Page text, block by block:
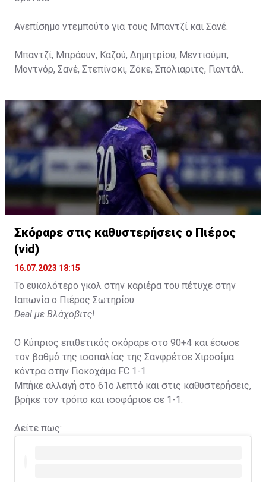
Ανεπίσημο ντεμπούτο για τους Μπαντζί και Σανέ.
Μπαντζί, Μπράουν, Καζού, Δημητρίου, Μεντιούμπ,
Μοντνόρ, Σανέ, Στεπίνσκι, Ζόκε, Σπόλιαριτς, Γιαντάλ.
Σκόραρε στις καθυστερήσεις ο Πιέρος
(vid)
16.07.2023 18:15
Το ευκολότερο γκολ στην καριέρα του πέτυχε στην
Ιαπωνία ο Πιέρος Σωτηρίου.
Deal με Βλάχοβιτς!
Ο Κύπριος επιθετικός σκόραρε στο 90+4 και έσωσε
τον βαθμό της ισοπαλίας της Σανφρέτσε Χιροσίμα
κόντρα στην Γιοκοχάμα FC 1-1.
Μπήκε αλλαγή στο 61ο λεπτό και στις καθυστερήσεις,
βρήκε τον τρόπο και ισοφάρισε σε 1-1.
Δείτε πως: